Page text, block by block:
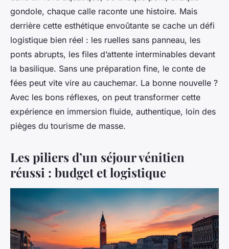
gondole, chaque calle raconte une histoire. Mais
derrière cette esthétique envoûtante se cache un défi
logistique bien réel : les ruelles sans panneau, les
ponts abrupts, les files d’attente interminables devant
la basilique. Sans une préparation fine, le conte de
fées peut vite vire au cauchemar. La bonne nouvelle ?
Avec les bons réflexes, on peut transformer cette
expérience en immersion fluide, authentique, loin des
pièges du tourisme de masse.
Les piliers d’un séjour vénitien
réussi : budget et logistique